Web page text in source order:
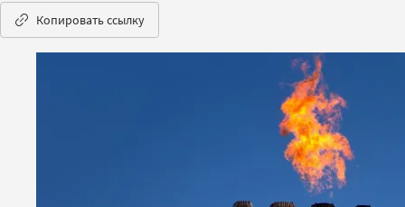
Копировать ссылку